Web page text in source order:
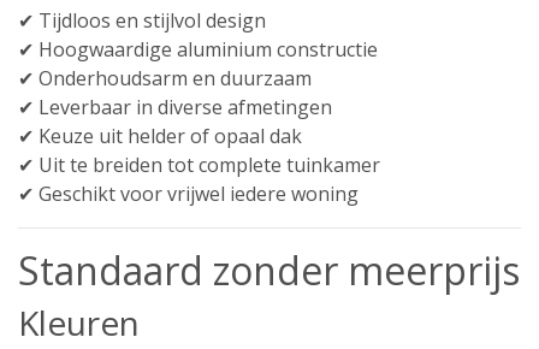
✔ Tijdloos en stijlvol design
✔ Hoogwaardige aluminium constructie
✔ Onderhoudsarm en duurzaam
✔ Leverbaar in diverse afmetingen
✔ Keuze uit helder of opaal dak
✔ Uit te breiden tot complete tuinkamer
✔ Geschikt voor vrijwel iedere woning
Standaard zonder meerprijs
Kleuren